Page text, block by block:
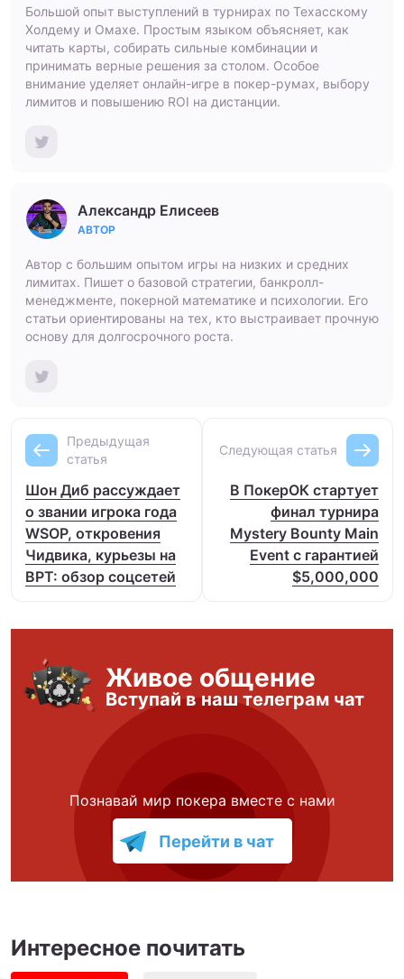
Большой опыт выступлений в турнирах по Техасскому
Холдему и Омахе. Простым языком объясняет, как
читать карты, собирать сильные комбинации и
принимать верные решения за столом. Особое
внимание уделяет онлайн-игре в покер-румах, выбору
лимитов и повышению ROI на дистанции.
Александр Елисеев
АВТОР
Автор с большим опытом игры на низких и средних
лимитах. Пишет о базовой стратегии, банкролл-
менеджменте, покерной математике и психологии. Его
статьи ориентированы на тех, кто выстраивает прочную
основу для долгосрочного роста.
Предыдущая
статья
Шон Диб рассуждает
о звании игрока года
WSOP, откровения
Чидвика, курьезы на
BPT: обзор соцсетей
Следующая статья
В ПокерОК стартует
финал турнира
Mystery Bounty Main
Event с гарантией
$5,000,000
Живое общение
Вступай в наш телеграм чат
Познавай мир покера вместе с нами
Перейти в чат
Интересное почитать